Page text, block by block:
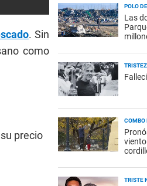
. Sin
como
precio
POLO
Las
COMBO
TRISTE